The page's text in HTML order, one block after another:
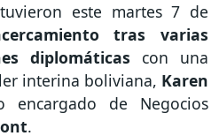
este martes 7 de
tras varias
diplomáticas con una
interina boliviana, Karen
encargado de Negocios
.